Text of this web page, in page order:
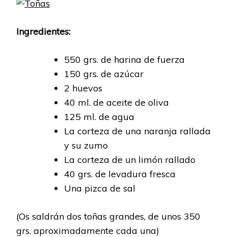
Ingredientes:
550 grs. de harina de fuerza
150 grs. de azúcar
2 huevos
40 ml. de aceite de oliva
125 ml. de agua
La corteza de una naranja rallada
y su zumo
La corteza de un limón rallado
40 grs. de levadura fresca
Una pizca de sal
(Os saldrán dos toñas grandes, de unos 350
grs. aproximadamente cada una)